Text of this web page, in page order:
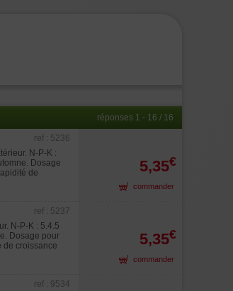
réponses 1 - 16 / 16
ref : 5236
N-P-K :
Dosage
de
5,35€
commander
ref : 5237
N-P-K : 5.4.5
Dosage pour
de croissance
5,35€
commander
ref : 9534